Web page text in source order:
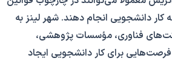
دانشجویی انجام دهند. شهر لینز به
فناوری، مؤسسات پژوهشی،
فرصت‌هایی برای کار دانشجویی ایجاد